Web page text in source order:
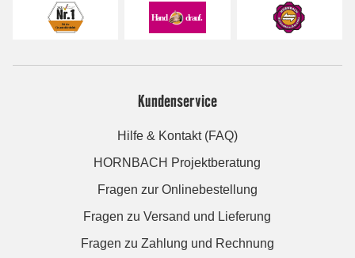
Kundenservice
Hilfe & Kontakt (FAQ)
HORNBACH Projektberatung
Fragen zur Onlinebestellung
Fragen zu Versand und Lieferung
Fragen zu Zahlung und Rechnung